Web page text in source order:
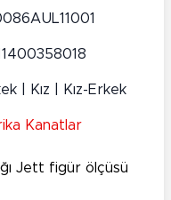
| Kız | Kız-Erkek
Kanatlar
Jett figür ölçüsü